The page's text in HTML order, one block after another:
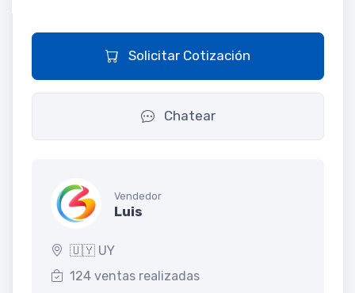
Solicitar Cotización
Chatear
Vendedor
Luis
🇺🇾 UY
124 ventas realizadas